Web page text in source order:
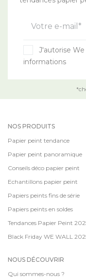
Votre e-mail*
J'autorise
informations
NOS PRODUITS
Papier peint tendance
Papier peint panoramique
Conseils déco papier peint
Echantillons papier peint
Papiers peints fins de série
Papiers peints en soldes
Tendances Papier Peint
Black Friday WE WALL
NOUS DÉCOUVRIR
Qui sommes-nous ?